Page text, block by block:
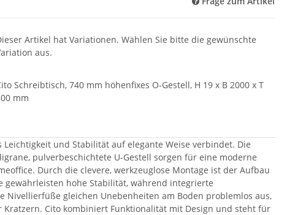
Artikel hat Variationen. Wählen Sie bitte die gewünschte
aus.
Schreibtisch, 740 mm höhenfixes O-Gestell, H 19 x B 2000 x T
mm
und Stabilität auf elegante Weise verbindet. Die
pulverbeschichtete U-Gestell sorgen für eine moderne
Durch die clevere, werkzeuglose Montage ist der Aufbau
hohe Stabilität, während integrierte
Nivellierfüße gleichen Unebenheiten am Boden problemlos aus,
Cito kombiniert Funktionalität mit Design und steht für